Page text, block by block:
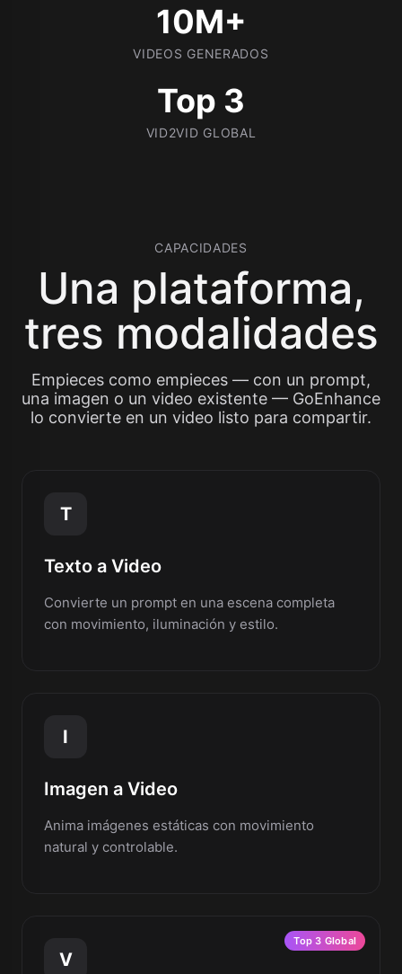
10M+
VIDEOS GENERADOS
Top 3
VID2VID GLOBAL
CAPACIDADES
Una plataforma,
tres modalidades
Empieces como empieces — con un prompt,
una imagen o un video existente — GoEnhance
lo convierte en un video listo para compartir.
T
Texto a Video
Convierte un prompt en una escena completa
con movimiento, iluminación y estilo.
I
Imagen a Video
Anima imágenes estáticas con movimiento
natural y controlable.
Top 3 Global
V